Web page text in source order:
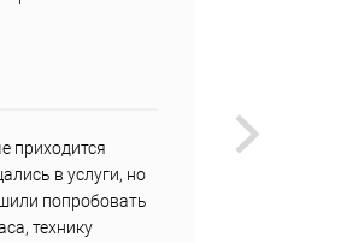
приходится
в услуги, но
попробовать
технику